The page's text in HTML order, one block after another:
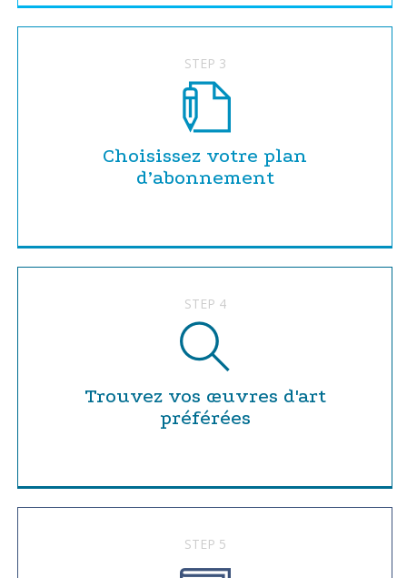
STEP 3
Choisissez votre plan
d’abonnement
STEP 4
Trouvez vos œuvres d'art
préférées
STEP 5